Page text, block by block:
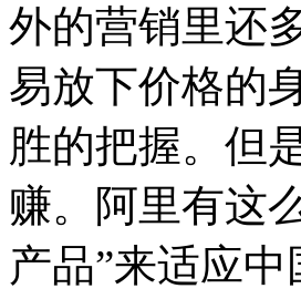
外的营销里还
易放下价格的
胜的把握。但
赚。阿里有这
产品”来适应